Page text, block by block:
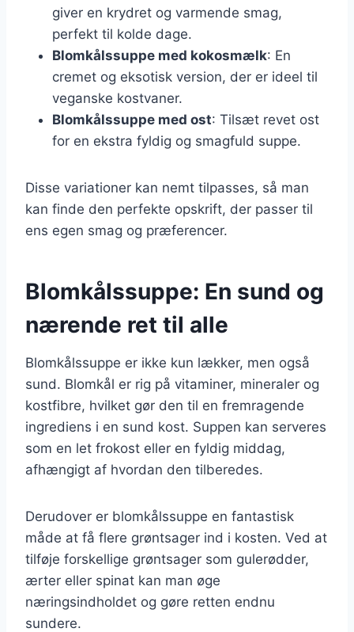
giver en krydret og varmende smag,
perfekt til kolde dage.
Blomkålssuppe med kokosmælk: En
cremet og eksotisk version, der er ideel til
veganske kostvaner.
Blomkålssuppe med ost: Tilsæt revet ost
for en ekstra fyldig og smagfuld suppe.
Disse variationer kan nemt tilpasses, så man
kan finde den perfekte opskrift, der passer til
ens egen smag og præferencer.
Blomkålssuppe: En sund og
nærende ret til alle
Blomkålssuppe er ikke kun lækker, men også
sund. Blomkål er rig på vitaminer, mineraler og
kostfibre, hvilket gør den til en fremragende
ingrediens i en sund kost. Suppen kan serveres
som en let frokost eller en fyldig middag,
afhængigt af hvordan den tilberedes.
Derudover er blomkålssuppe en fantastisk
måde at få flere grøntsager ind i kosten. Ved at
tilføje forskellige grøntsager som gulerødder,
ærter eller spinat kan man øge
næringsindholdet og gøre retten endnu
sundere.